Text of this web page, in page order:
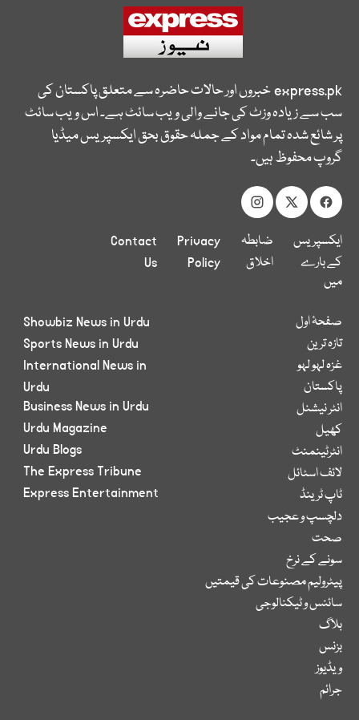
express.pkخبروں اور حالات حاضرہ سے متعلق پاکستان کی
سب سے زیادہ وزٹ کی جانے والی ویب سائٹ ہے۔ اس ویب سائٹ
پر شائع شدہ تمام مواد کے جملہ حقوق بحق ایکسپریس میڈیا
گروپ محفوظ ہیں۔
ایکسپریس
کے بارے
میں
ضابطہ
اخلاق
Privacy
Policy
Contact
Us
صفحۂ اول
تازہ ترین
غزہ لہو لہو
پاکستان
انٹر نیشنل
کھیل
انٹرٹینمنٹ
لائف اسٹائل
ٹاپ ٹرینڈ
دلچسپ و عجیب
صحت
سونے کے نرخ
پیٹرولیم مصنوعات کی قیمتیں
سائنس و ٹیکنالوجی
بلاگ
بزنس
ویڈیوز
جرائم
Showbiz News in Urdu
Sports News in Urdu
International News in
Urdu
Business News in Urdu
Urdu Magazine
Urdu Blogs
The Express Tribune
Express Entertainment